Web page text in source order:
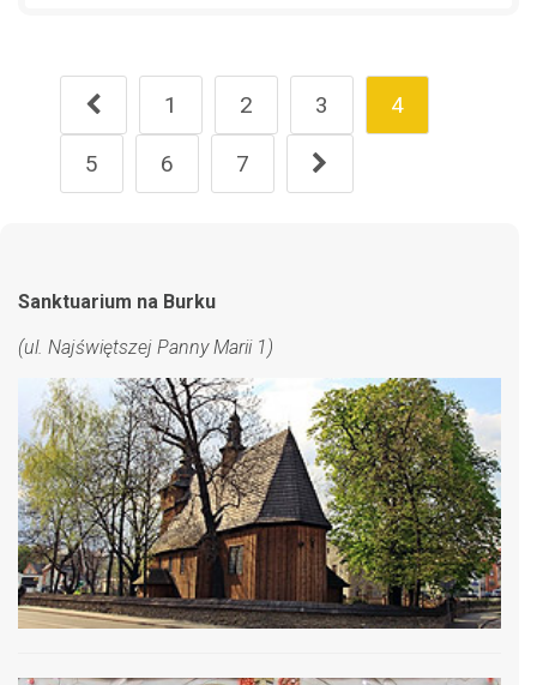
1 2 3 4
5 6 7
Sanktuarium na Burku
(ul. Najświętszej Panny Marii 1)